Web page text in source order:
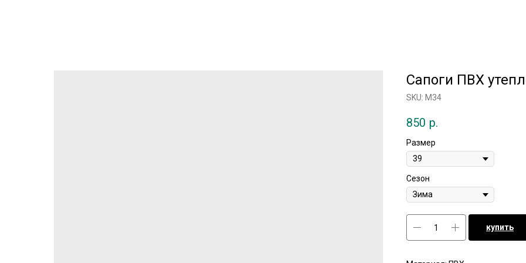
Сапоги ПВХ
SKU: М34
850 р.
Размер
Сезон
купить